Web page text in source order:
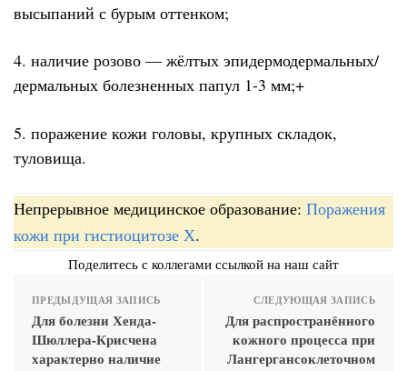
высыпаний с бурым оттенком;
4. наличие розово — жёлтых эпидермодермальных/
дермальных болезненных папул 1-3 мм;+
5. поражение кожи головы, крупных складок,
туловища.
Непрерывное медицинское образование: Поражения
кожи при гистиоцитозе Х.
Поделитесь с коллегами ссылкой на наш сайт
ПРЕДЫДУЩАЯ ЗАПИСЬ
Для болезни Хенда-
Шюллера-Крисчена
характерно наличие
СЛЕДУЮЩАЯ ЗАПИСЬ
Для распространённого
кожного процесса при
Лангергансоклеточном